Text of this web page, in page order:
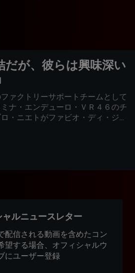
だが、彼らは興味深い
ァクトリーサポートチームとして
ナ・エンデューロ・ＶＲ４６のチ
・ニエトがファビオ・ディ・ジャ
ルニュースレター
配信される動画を含めたコン
望する場合、オフィシャルウ
にユーザー登録